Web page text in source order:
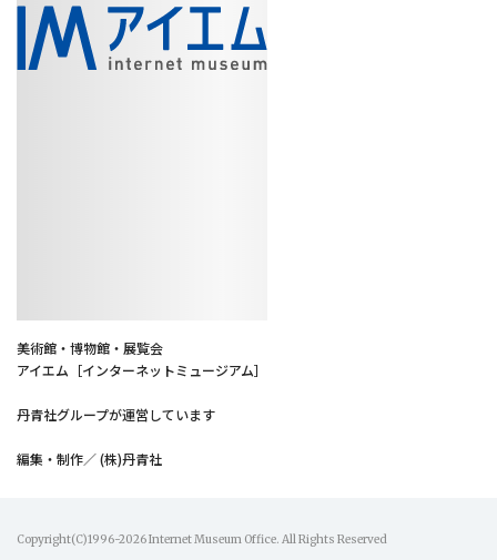
美術館・博物館・展覧会
アイエム［インターネットミュージアム］
丹青社グループが運営しています
編集・制作／ (株)丹青社
Copyright(C)1996-2026 Internet Museum Office. All Rights Reserved